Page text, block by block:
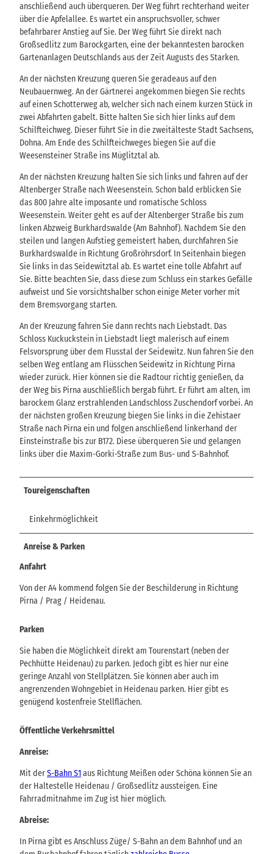
anschließend auch überqueren. Der Weg führt rechterhand weiter
über die Apfelallee. Es wartet ein anspruchsvoller, schwer
befahrbarer Anstieg auf Sie. Der Weg führt Sie direkt nach
Großsedlitz zum Barockgarten, eine der bekanntesten barocken
Gartenanlagen Deutschlands aus der Zeit Augusts des Starken.
An der nächsten Kreuzung queren Sie geradeaus auf den
Neubauernweg. An der Gärtnerei angekommen biegen Sie rechts
auf einen Schotterweg ab, welcher sich nach einem kurzen Stück in
zwei Abfahrten gabelt. Bitte halten Sie sich hier links auf dem
Schilfteichweg. Dieser führt Sie in die zweitälteste Stadt Sachsens,
Dohna. Am Ende des Schilfteichweges biegen Sie auf die
Weesensteiner Straße ins Müglitztal ab.
An der nächsten Kreuzung halten Sie sich links und fahren auf der
Altenberger Straße nach Weesenstein. Schon bald erblicken Sie
das 800 Jahre alte imposante und romatische Schloss
Weesenstein. Weiter geht es auf der Altenberger Straße bis zum
linken Abzweig Burkhardswalde (Am Bahnhof). Nachdem Sie den
steilen und langen Aufstieg gemeistert haben, durchfahren Sie
Burkhardswalde in Richtung Großröhrsdorf. In Seitenhain biegen
Sie links in das Seidewitztal ab. Es wartet eine tolle Abfahrt auf
Sie. Bitte beachten Sie, dass diese zum Schluss ein starkes Gefälle
aufweist und Sie vorsichtshalber schon einige Meter vorher mit
dem Bremsvorgang starten.
An der Kreuzung fahren Sie dann rechts nach Liebstadt. Das
Schloss Kuckuckstein in Liebstadt liegt malerisch auf einem
Felsvorsprung über dem Flusstal der Seidewitz. Nun fahren Sie den
selben Weg entlang am Flüsschen Seidewitz in Richtung Pirna
wieder zurück. Hier können sie die Radtour richtig genießen, da
der Weg bis Pirna auschließlich bergab führt. Er führt am alten, im
barockem Glanz erstrahlenden Landschloss Zuschendorf vorbei. An
der nächsten großen Kreuzung biegen Sie links in die Zehistaer
Straße nach Pirna ein und folgen anschließend linkerhand der
Einsteinstraße bis zur B172. Diese überqueren Sie und gelangen
links über die Maxim-Gorki-Straße zum Bus- und S-Bahnhof.
Toureigenschaften
Einkehrmöglichkeit
Anreise & Parken
Anfahrt
Von der A4 kommend folgen Sie der Beschilderung in Richtung
Pirna / Prag / Heidenau.
Parken
Sie haben die Möglichkeit direkt am Tourenstart (neben der
Pechhütte Heidenau) zu parken. Jedoch gibt es hier nur eine
geringe Anzahl von Stellplätzen. Sie können aber auch im
angrenzenden Wohngebiet in Heidenau parken. Hier gibt es
genügend kostenfreie Stellflächen.
Öffentliche Verkehrsmittel
Anreise:
Mit derS-Bahn S1aus Richtung Meißen oder Schöna können Sie an
der Haltestelle Heidenau / Großsedlitz aussteigen. Eine
Fahrradmitnahme im Zug ist hier möglich.
Abreise:
In Pirna gibt es Anschluss Züge/ S-Bahn an dem Bahnhof und an